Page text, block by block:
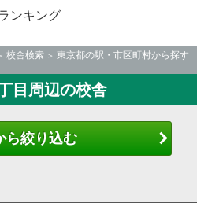
ンキング
校舎検索
東京都の駅・市区町村から探す
目周辺の校舎
ら絞り込む